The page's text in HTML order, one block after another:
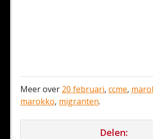
Meer over 20 februari, ccme,
marokko, migranten.
Delen: